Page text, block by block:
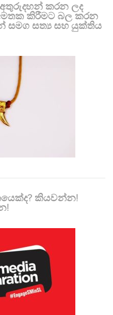
කරන ලද
කිරීමට බල කරන
සමග සත්‍ය සහ යුක්තිය
කියවන්න!